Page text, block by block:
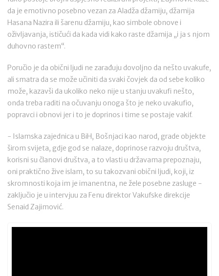
da je emotivno posebno vezan za Aladža džamiju, džamija
Hasana Nazira ili šarenu džamiju, kao simbole obnove i
oživljavanja, ističući da kada vidi kako raste džamija „i ja s njom
duhovno rastem“.
Poručio je da obični ljudi ne zarađuju dovoljno da nešto uvakufe,
ali smatra da se može učiniti da svaki čovjek da od sebe koliko
može, kazavši da ukoliko neko nije u stanju uvakufi nešto,
onda treba raditi na očuvanju onoga što je neko uvakufio,
popravci i obnovi jer i to je doprinos i time se postaje vakif.
- Islamska zajednica u BiH, Bošnjaci kao narod, grade objekte
širom svijeta, gdje god se nalaze, doprinose razvoju društva,
korisni su članovi društva, a to vlasti u državama prepoznaju,
oni praktično žive islam, to su takozvani obični ljudi, koji, iz
skromnosti koja im je imanentna, ne žele posebne zasluge -
zaključio je u intervjuu za Fenu direktor Vakufske direkcije
Senaid Zajimović.